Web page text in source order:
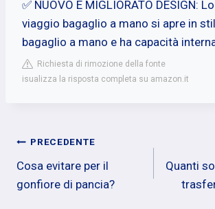
✅ NUOVO E MIGLIORATO DESIGN:
viaggio bagaglio a mano si apre in
bagaglio a mano e ha capacità
Richiesta di rimozione della fonte
isualizza la risposta completa su amazon.it
Navigazione
articoli
PRECEDENTE
Cosa evitare per il
gonfiore di pancia?
Quanti